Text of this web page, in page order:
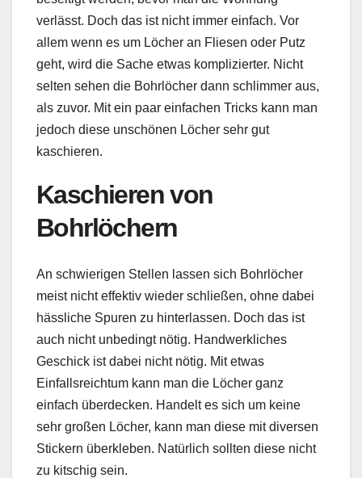
verlässt. Doch das ist nicht immer einfach. Vor
allem wenn es um Löcher an Fliesen oder Putz
geht, wird die Sache etwas komplizierter. Nicht
selten sehen die Bohrlöcher dann schlimmer aus,
als zuvor. Mit ein paar einfachen Tricks kann man
jedoch diese unschönen Löcher sehr gut
kaschieren.
Kaschieren von
Bohrlöchern
An schwierigen Stellen lassen sich Bohrlöcher
meist nicht effektiv wieder schließen, ohne dabei
hässliche Spuren zu hinterlassen. Doch das ist
auch nicht unbedingt nötig. Handwerkliches
Geschick ist dabei nicht nötig. Mit etwas
Einfallsreichtum kann man die Löcher ganz
einfach überdecken. Handelt es sich um keine
sehr großen Löcher, kann man diese mit diversen
Stickern überkleben. Natürlich sollten diese nicht
zu kitschig sein.